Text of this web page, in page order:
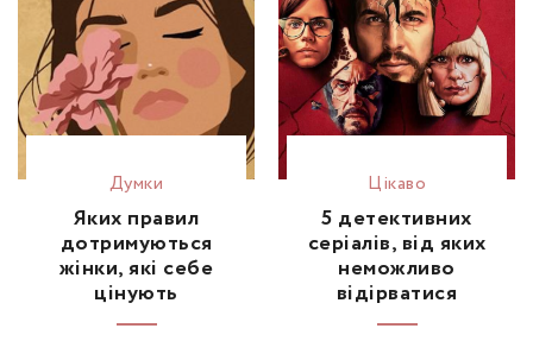
Думки
Яких правил
дотримуються
жінки, які себе
цінують
Цікаво
5 детективних
серіалів, від яких
неможливо
відірватися